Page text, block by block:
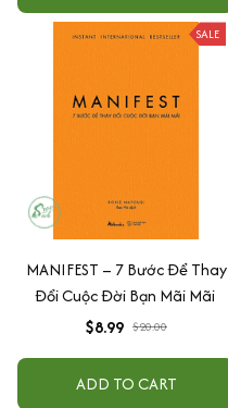
SALE
MANIFEST – 7 Bước Để Thay
Đổi Cuộc Đời Bạn Mãi Mãi
$8.99 $20.00
ADD TO CART